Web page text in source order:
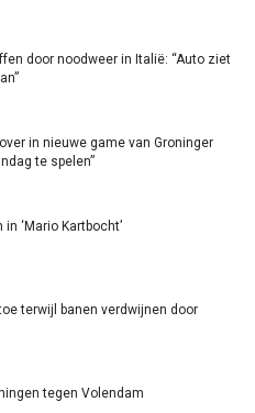
door noodweer in Italië: “Auto ziet
in nieuwe game van Groninger
te spelen”
‘Mario Kartbocht’
terwijl banen verdwijnen door
tegen Volendam